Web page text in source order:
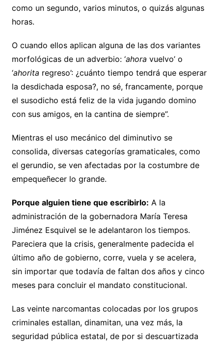
como un segundo, varios minutos, o quizás algunas
horas.
O cuando ellos aplican alguna de las dos variantes
morfológicas de un adverbio: ‘ahora vuelvo’ o
‘ahorita regreso’: ¿cuánto tiempo tendrá que esperar
la desdichada esposa?, no sé, francamente, porque
el susodicho está feliz de la vida jugando domino
con sus amigos, en la cantina de siempre”.
Mientras el uso mecánico del diminutivo se
consolida, diversas categorías gramaticales, como
el gerundio, se ven afectadas por la costumbre de
empequeñecer lo grande.
Porque alguien tiene que escribirlo: A la
administración de la gobernadora María Teresa
Jiménez Esquivel se le adelantaron los tiempos.
Pareciera que la crisis, generalmente padecida el
último año de gobierno, corre, vuela y se acelera,
sin importar que todavía de faltan dos años y cinco
meses para concluir el mandato constitucional.
Las veinte narcomantas colocadas por los grupos
criminales estallan, dinamitan, una vez más, la
seguridad pública estatal, de por si descuartizada